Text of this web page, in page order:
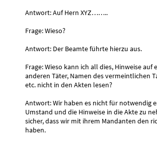
Antwort: Auf Hern XYZ……..
Frage: Wieso?
Antwort: Der Beamte führte hierzu aus.
Frage: Wieso kann ich all dies, Hinweise auf
anderen Täter, Namen des vermeintlichen
etc. nicht in den Akten lesen?
Antwort: Wir haben es nicht für notwendig
Umstand und die Hinweise in die Akte zu
sicher, dass wir mit ihrem Mandanten den
haben.